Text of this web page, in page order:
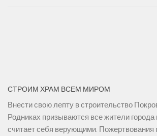
СТРОИМ ХРАМ ВСЕМ МИРОМ
Внести свою лепту в строительство
Родниках призываются все жители города
считает себя верующими. Пожертвования